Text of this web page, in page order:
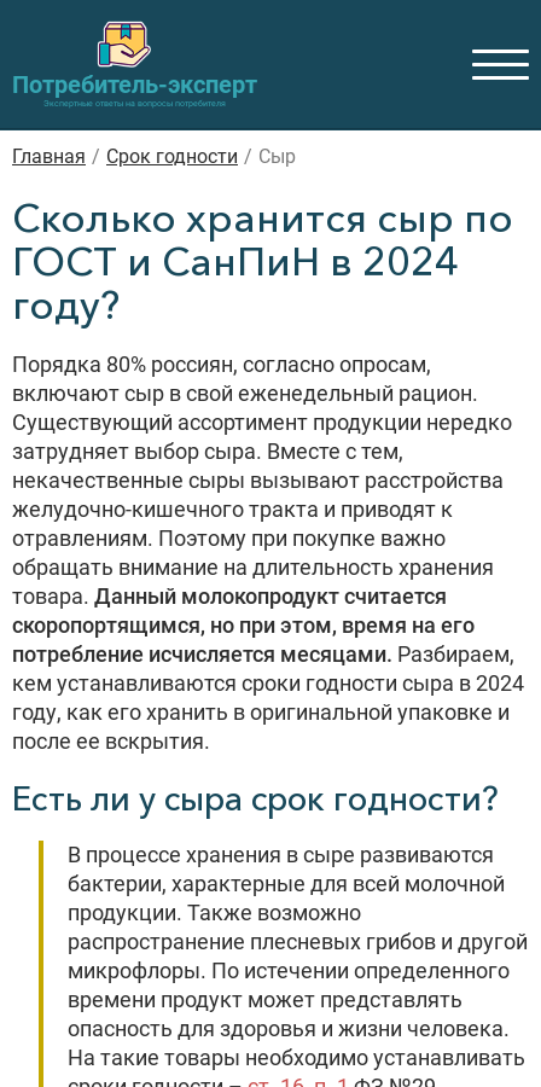
Потребитель-эксперт
Экспертные ответы на вопросы потребителя
Главная / Cрок годности / Сыр
Сколько хранится сыр по
ГОСТ и СанПиН в 2024
году?
Порядка 80% россиян, согласно опросам,
включают сыр в свой еженедельный рацион.
Существующий ассортимент продукции нередко
затрудняет выбор сыра. Вместе с тем,
некачественные сыры вызывают расстройства
желудочно-кишечного тракта и приводят к
отравлениям. Поэтому при покупке важно
обращать внимание на длительность хранения
товара. Данный молокопродукт считается
скоропортящимся, но при этом, время на его
потребление исчисляется месяцами. Разбираем,
кем устанавливаются сроки годности сыра в 2024
году, как его хранить в оригинальной упаковке и
после ее вскрытия.
Есть ли у сыра срок годности?
В процессе хранения в сыре развиваются
бактерии, характерные для всей молочной
продукции. Также возможно
распространение плесневых грибов и другой
микрофлоры. По истечении определенного
времени продукт может представлять
опасность для здоровья и жизни человека.
На такие товары необходимо устанавливать